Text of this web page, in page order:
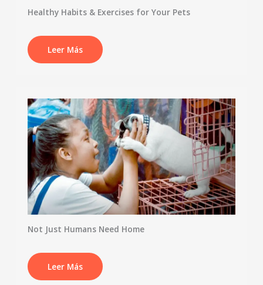
Healthy Habits & Exercises for Your Pets
Leer Más
Not Just Humans Need Home
Leer Más